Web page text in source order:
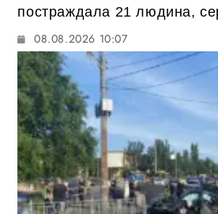
постраждала 21 людина,
08.08.2026 10:07